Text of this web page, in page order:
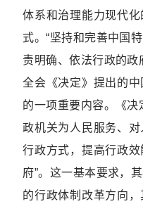
体系和治理能力现代
式。“坚持和完善中国
责明确、依法行政的政
全会《决定》提出的
的一项重要内容。《决
政机关为人民服务、
行政方式，提高行政
府”。这一基本要求，
的行政体制改革方向